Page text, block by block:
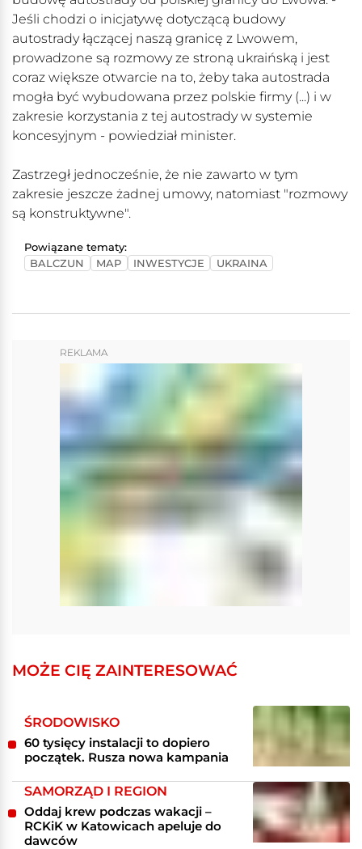
Jeśli chodzi o inicjatywę dotyczącą budowy
autostrady łączącej naszą granicę z Lwowem,
prowadzone są rozmowy ze stroną ukraińską i jest
coraz większe otwarcie na to, żeby taka autostrada
mogła być wybudowana przez polskie firmy (...) i w
zakresie korzystania z tej autostrady w systemie
koncesyjnym - powiedział minister.
Zastrzegł jednocześnie, że nie zawarto w tym
zakresie jeszcze żadnej umowy, natomiast "rozmowy
są konstruktywne".
Powiązane tematy:
BALCZUN
MAP INWESTYCJE UKRAINA
REKLAMA
MOŻE CIĘ ZAINTERESOWAĆ
ŚRODOWISKO
60 tysięcy instalacji to dopiero
początek. Rusza nowa kampania
SAMORZĄD I REGION
Oddaj krew podczas wakacji –
RCKiK w Katowicach apeluje do
dawców